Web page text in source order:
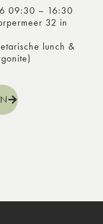
09:30 – 16:30
32 in
lunch &